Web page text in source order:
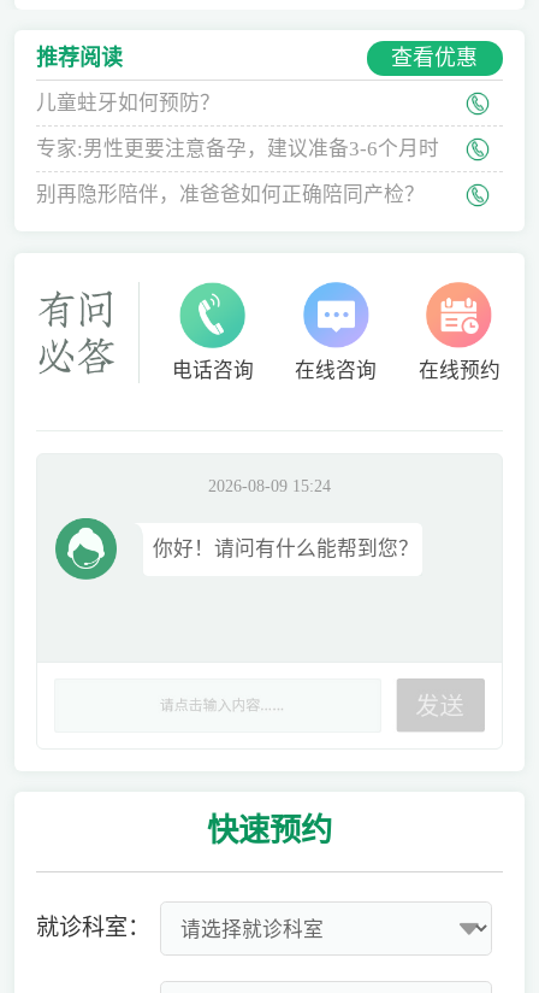
推荐阅读 查看优惠
儿童蛀牙如何预防？
专家:男性更要注意备孕，建议准备3-6个月时
间
别再隐形陪伴，准爸爸如何正确陪同产检？
电话咨询 在线咨询 在线预约
2026-08-09 15:24
你好！请问有什么能帮到您？
快速预约
就诊科室：